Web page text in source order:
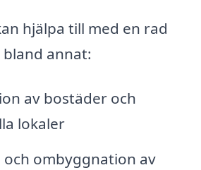
hjälpa till med en rad
annat:
av bostäder och
lokaler
och ombyggnation av